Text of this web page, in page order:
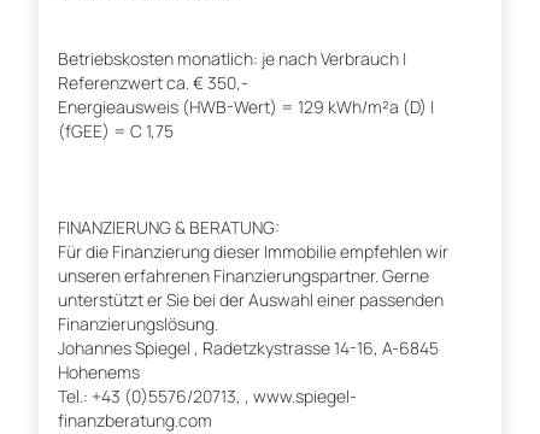
Betriebskosten monatlich: je nach Verbrauch |
Referenzwert ca. € 350,-
Energieausweis (HWB-Wert) = 129 kWh/m²a (D) |
(fGEE) = C 1,75
FINANZIERUNG & BERATUNG:
Für die Finanzierung dieser Immobilie empfehlen wir
unseren erfahrenen Finanzierungspartner. Gerne
unterstützt er Sie bei der Auswahl einer passenden
Finanzierungslösung.
Johannes Spiegel , Radetzkystrasse 14-16, A-6845
Hohenems
Tel.: +43 (0)5576/20713, , www.spiegel-
finanzberatung.com